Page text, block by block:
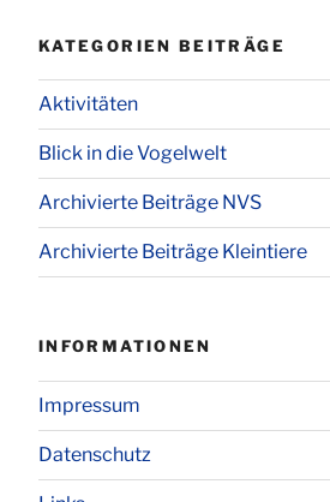
KATEGORIEN BEITRÄGE
Aktivitäten
Blick in die Vogelwelt
Archivierte Beiträge NVS
Archivierte Beiträge Kleintiere
INFORMATIONEN
Impressum
Datenschutz